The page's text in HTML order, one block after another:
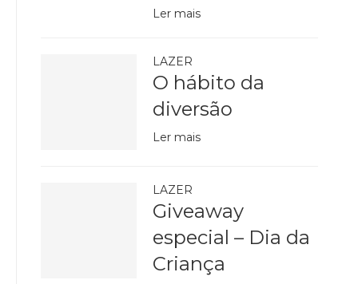
Ler mais
LAZER
O hábito da
diversão
Ler mais
LAZER
Giveaway
especial – Dia da
Criança